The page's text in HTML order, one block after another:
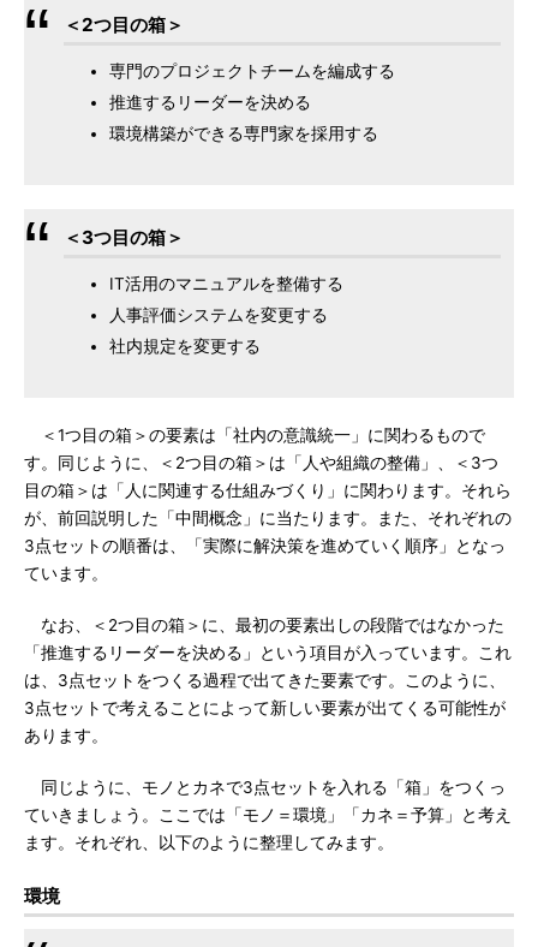
＜2つ目の箱＞
専門のプロジェクトチームを編成する
推進するリーダーを決める
環境構築ができる専門家を採用する
＜3つ目の箱＞
IT活用のマニュアルを整備する
人事評価システムを変更する
社内規定を変更する
＜1つ目の箱＞の要素は「社内の意識統一」に関わるもので
す。同じように、＜2つ目の箱＞は「人や組織の整備」、＜3つ
目の箱＞は「人に関連する仕組みづくり」に関わります。それら
が、前回説明した「中間概念」に当たります。また、それぞれの
3点セットの順番は、「実際に解決策を進めていく順序」となっ
ています。
なお、＜2つ目の箱＞に、最初の要素出しの段階ではなかった
「推進するリーダーを決める」という項目が入っています。これ
は、3点セットをつくる過程で出てきた要素です。このように、
3点セットで考えることによって新しい要素が出てくる可能性が
あります。
同じように、モノとカネで3点セットを入れる「箱」をつくっ
ていきましょう。ここでは「モノ＝環境」「カネ＝予算」と考え
ます。それぞれ、以下のように整理してみます。
環境